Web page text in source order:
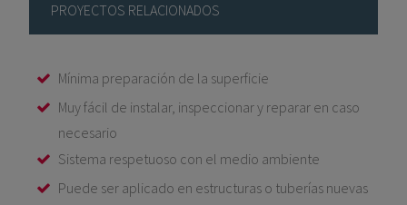
PROYECTOS RELACIONADOS
Mínima preparación de la superficie
Muy fácil de instalar, inspeccionar y reparar en caso
necesario
Sistema respetuoso con el medio ambiente
Puede ser aplicado en estructuras o tuberías nuevas